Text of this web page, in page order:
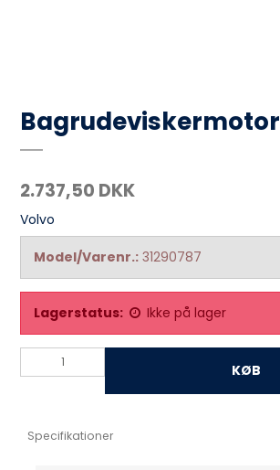
Bagrudeviskermotor
2.737,50 DKK
Volvo
Model/Varenr.: 31290787
Lagerstatus: Ikke på lager
KØB
Specifikationer